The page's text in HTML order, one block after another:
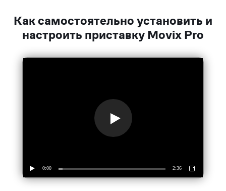
Как самостоятельно установить и
настроить приставку Movix Pro
0:00 2:36